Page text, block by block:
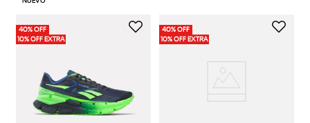
40% OFF
10% OFF EXTRA
40% OFF
10% OFF EXTRA